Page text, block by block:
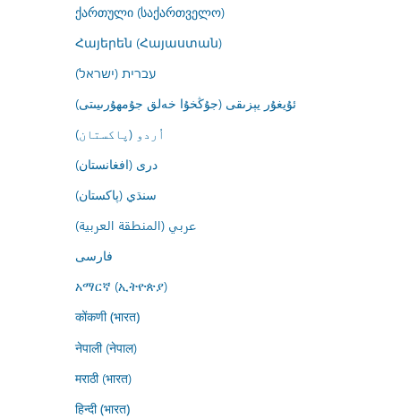
ქართული (საქართველო)
Հայերեն (Հայաստան)
עברית (ישראל)
ئۇيغۇر يېزىقى (جۇڭخۇا خەلق جۇمھۇرىيىتى)
اُردو (پاکستان)
درى (افغانستان)
سنڌي (پاکستان)
عربي (المنطقة العربية)
فارسى
አማርኛ (ኢትዮጵያ)
कोंकणी (भारत)
नेपाली (नेपाल)
मराठी (भारत)
हिन्दी (भारत)